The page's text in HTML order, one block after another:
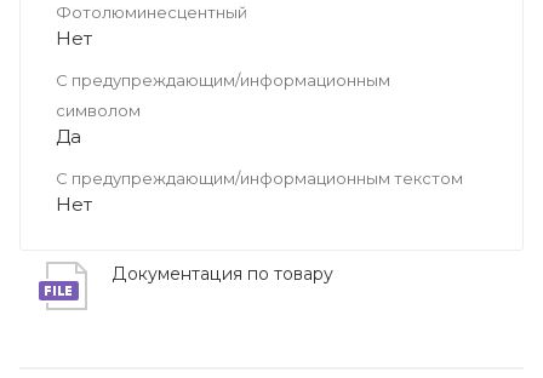
Фотолюминесцентный
Нет
С предупреждающим/информационным
символом
Да
С предупреждающим/информационным текстом
Нет
Документация по товару